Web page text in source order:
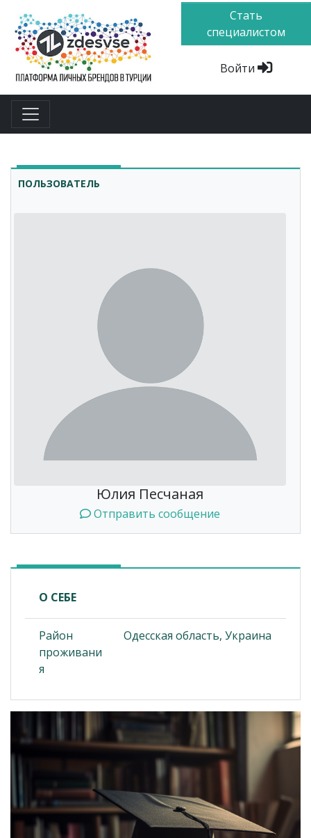
Стать
специалистом
Войти
ПОЛЬЗОВАТЕЛЬ
Юлия Песчаная
Отправить сообщение
О СЕБЕ
Район
проживани
я
Одесская область, Украина